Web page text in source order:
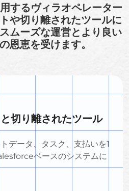
するヴィラオペレーター
や切り離されたツールに
ムーズな運営とより良い
恩恵を受けます。
切り離されたツール
データ、タスク、支払いを1
ベースのシステムに